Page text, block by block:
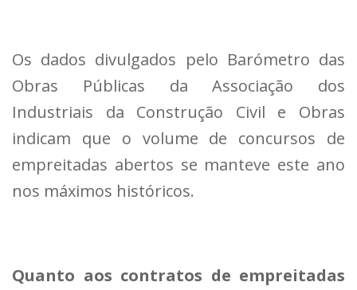
Os dados divulgados pelo Barómetro das
Obras Públicas da Associação dos
Industriais da Construção Civil e Obras
indicam que o volume de concursos de
empreitadas abertos se manteve este ano
nos máximos históricos.
Quanto aos contratos de empreitadas